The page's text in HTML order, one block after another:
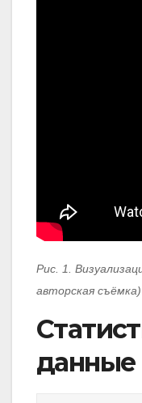
Рис. 1.
авторская съёмка)
данные